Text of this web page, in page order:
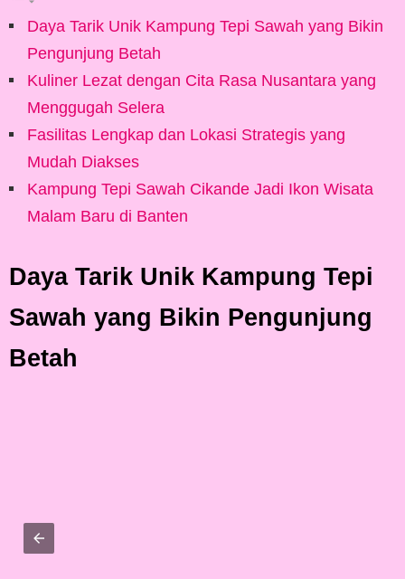
Daya Tarik Unik Kampung Tepi Sawah yang Bikin
Pengunjung Betah
Kuliner Lezat dengan Cita Rasa Nusantara yang
Menggugah Selera
Fasilitas Lengkap dan Lokasi Strategis yang
Mudah Diakses
Kampung Tepi Sawah Cikande Jadi Ikon Wisata
Malam Baru di Banten
Daya Tarik Unik Kampung Tepi
Sawah yang Bikin Pengunjung
Betah